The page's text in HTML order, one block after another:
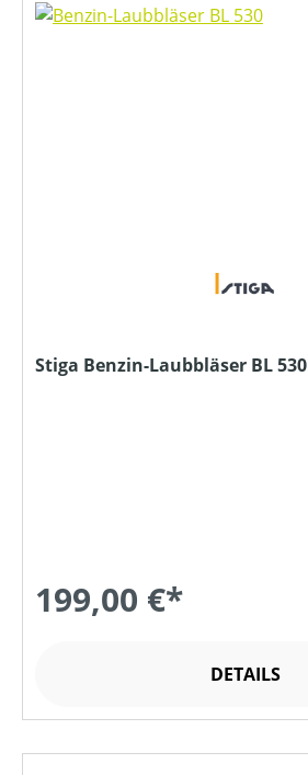
Stiga Benzin-Laubbläser BL 530
199,00 €*
DETAILS